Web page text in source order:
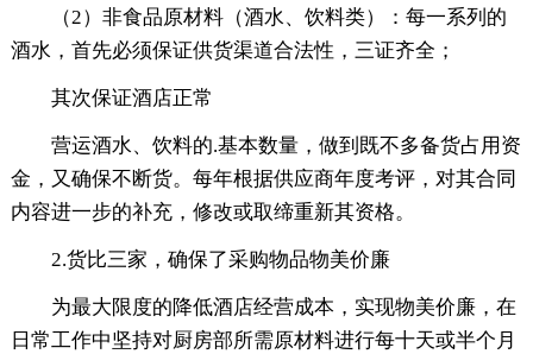
（2）非食品原材料（酒水、饮料类）：每一系列的
酒水，首先必须保证供货渠道合法性，三证齐全；
其次保证酒店正常
营运酒水、饮料的.基本数量，做到既不多备货占用资
金，又确保不断货。每年根据供应商年度考评，对其合同
内容进一步的补充，修改或取缔重新其资格。
2.货比三家，确保了采购物品物美价廉
为最大限度的降低酒店经营成本，实现物美价廉，在
日常工作中坚持对厨房部所需原材料进行每十天或半个月